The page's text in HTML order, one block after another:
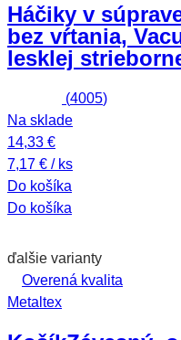
Háčiky v
bez vŕtania,
lesklej
(4005)
Na sklade
14,33 €
7,17 € / ks
Do košíka
Do košíka
ďalšie varianty
Overená kvalita
Metaltex